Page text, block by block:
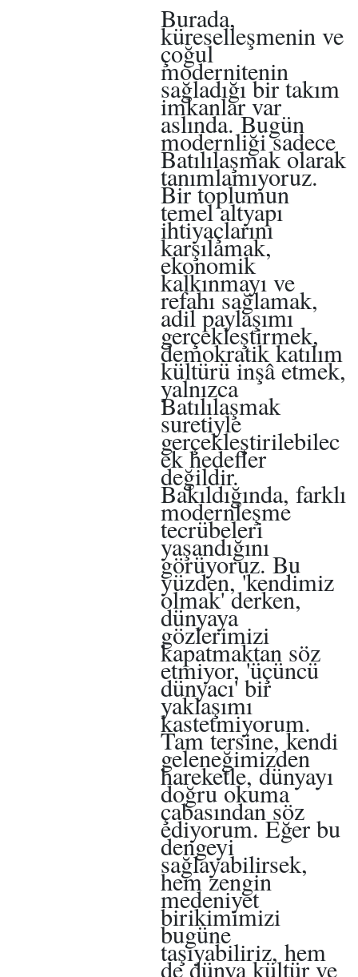
Burada,
küreselleşmenin ve
çoğul
modernitenin
sağladığı bir takım
imkanlar var
aslında. Bugün
modernliği sadece
Batılılaşmak olarak
tanımlamıyoruz.
Bir toplumun
temel altyapı
ihtiyaçlarını
karşılamak,
ekonomik
kalkınmayı ve
refahı sağlamak,
adil paylaşımı
gerçekleştirmek,
demokratik katılım
kültürü inşâ etmek,
yalnızca
Batılılaşmak
suretiyle
gerçekleştirilebilec
ek hedefler
değildir.
Bakıldığında, farklı
modernleşme
tecrübeleri
yaşandığını
görüyoruz. Bu
yüzden, 'kendimiz
olmak' derken,
dünyaya
gözlerimizi
kapatmaktan söz
etmiyor, 'üçüncü
dünyacı' bir
yaklaşımı
kastetmiyorum.
Tam tersine, kendi
geleneğimizden
hareketle, dünyayı
doğru okuma
çabasından söz
ediyorum. Eğer bu
dengeyi
sağlayabilirsek,
hem zengin
medeniyet
birikimimizi
bugüne
taşıyabiliriz, hem
de dünya kültür ve